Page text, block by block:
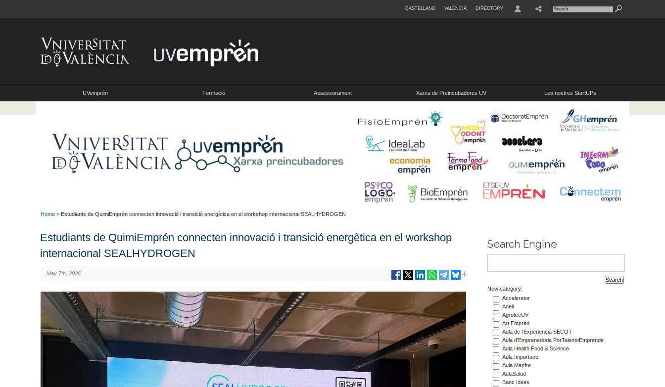
CASTELLANO VALENCIÀ DIRECTORY
UVemprén Formació Assessorament Xarxa de Preincubadores UV Les nostres StartUPs
Home > Estudiants de QuimiEmprén connecten innovació i transició energètica en el workshop internacional SEALHYDROGEN
Estudiants de QuimiEmprén connecten innovació i transició energètica en el workshop
internacional SEALHYDROGEN
May 7th, 2026
Search Engine
New category:
Accelerator
Adeit
AgrotecUV
Art Emprén
Aula de l'Experiencia SECOT
Aula d'Emprenedoria PorTalentoEmprende
Aula Health Food & Science
Aula Importaco
Aula Mapfre
AulaSalud
Banc Idees